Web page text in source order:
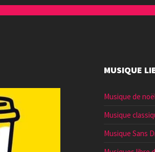
MUSIQUE
Musique de
Musique
Musique Sans